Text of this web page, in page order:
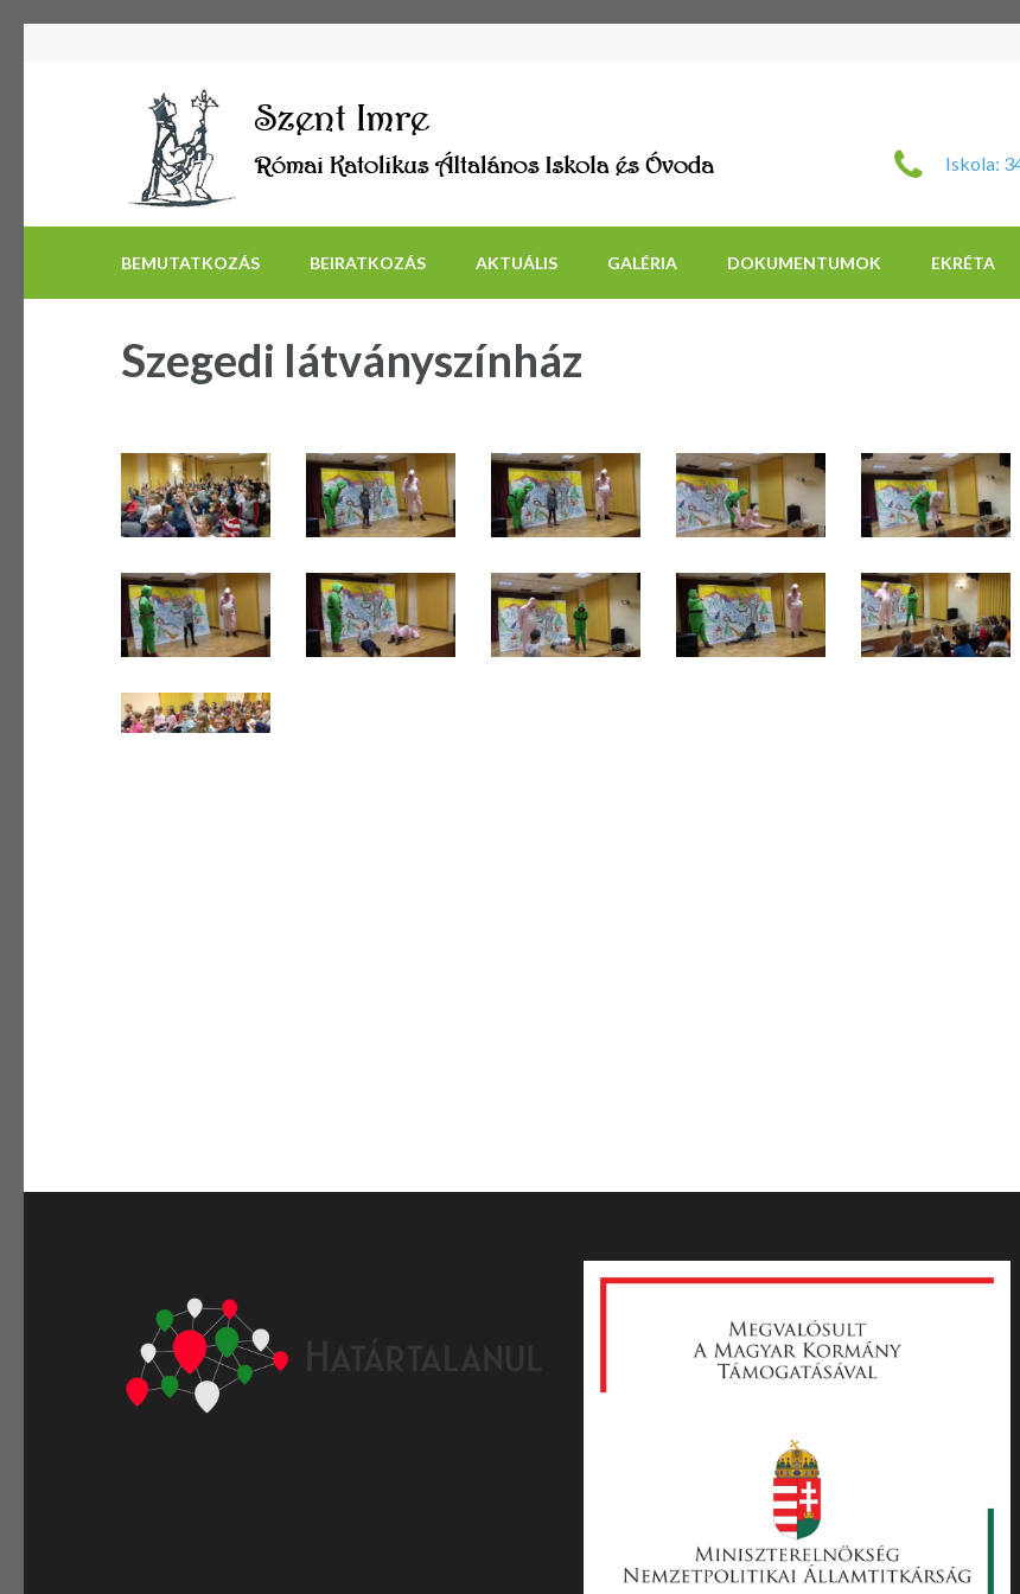
Szent Imre Római
Iskola:
BEMUTATKOZÁS BEIRATKOZÁS AKTUÁLIS GALÉRIA DOKUMENTUMOK EKRÉTA
Szegedi látványszínház